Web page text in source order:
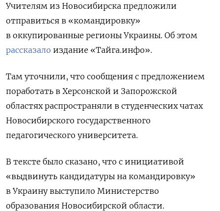
Учителям из Новосибирска предложили
отправиться в «командировку»
в оккупированные регионы Украины. Об этом
рассказало издание «Тайга.инфо».
Там уточнили, что сообщения с предложением
поработать в Херсонской и Запорожской
областях распространяли в студенческих чатах
Новосибирского государственного
педагогического университета.
В тексте было сказано, что с инициативой
«выдвинуть кандидатуры на командировку»
в Украину выступило Министерство
образования Новосибирской области.